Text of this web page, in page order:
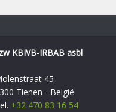
KBIVB-IRBAB asbl
45
Tienen - België
+32 470 83 16 54